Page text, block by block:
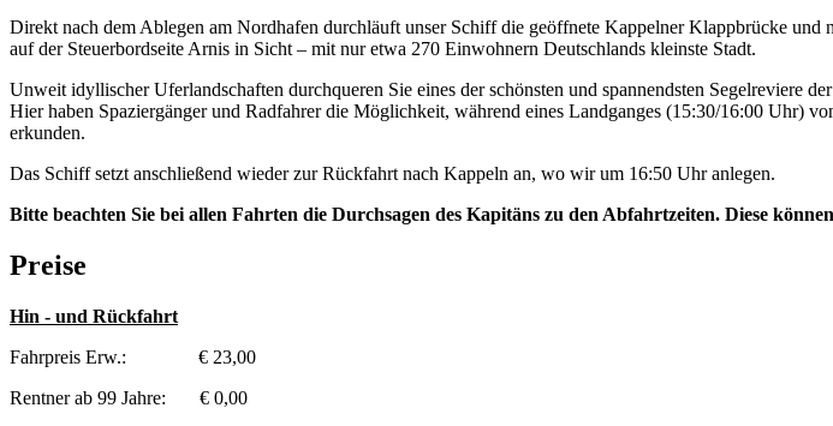
Direkt nach dem Ablegen am Nordhafen durchläuft unser Schiff die geöffnete Kappelner Klappbrücke
auf der Steuerbordseite Arnis in Sicht – mit nur etwa 270 Einwohnern Deutschlands kleinste Stadt.
Unweit idyllischer Uferlandschaften durchqueren Sie eines der schönsten und spannendsten Segelreviere
Hier haben Spaziergänger und Radfahrer die Möglichkeit, während eines Landganges (15:30/16:00 Uhr)
erkunden.
Das Schiff setzt anschließend wieder zur Rückfahrt nach Kappeln an, wo wir um 16:50 Uhr anlegen.
Bitte beachten Sie bei allen Fahrten die Durchsagen des Kapitäns zu den Abfahrtzeiten. Diese
Preise
Hin - und Rückfahrt
Fahrpreis Erw.: € 23,00
Rentner ab 99 Jahre: € 0,00